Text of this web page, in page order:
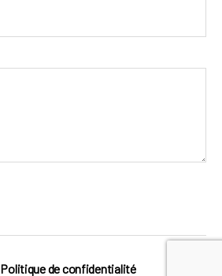
Politique de confidentialité